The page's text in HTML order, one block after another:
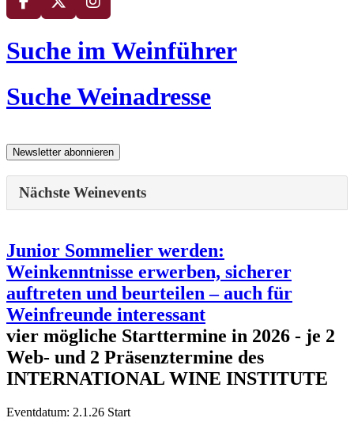
Suche im Weinführer
Suche Weinadresse
Nächste Weinevents
Junior Sommelier werden:
Weinkenntnisse erwerben, sicherer
auftreten und beurteilen – auch für
Weinfreunde interessant
vier mögliche Starttermine in 2026 - je 2
Web- und 2 Präsenztermine des
INTERNATIONAL WINE INSTITUTE
Eventdatum: 2.1.26 Start